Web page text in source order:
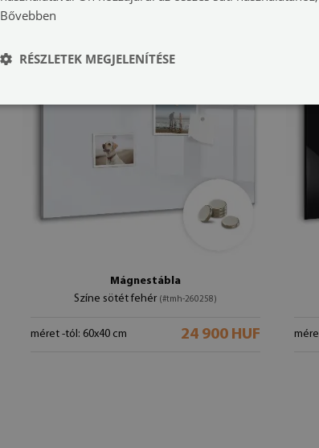
Mágnestábla
Színe sötét fehér (#tmh-260258)
méret -tól: 60x40 cm 24 900 HUF
Bővebben
RÉSZLETEK MEGJELENÍTÉSE